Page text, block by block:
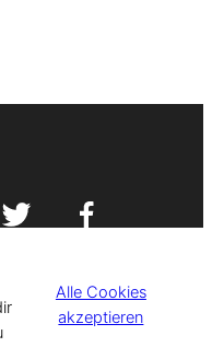
X. Made withAlle Cookies
akzeptieren